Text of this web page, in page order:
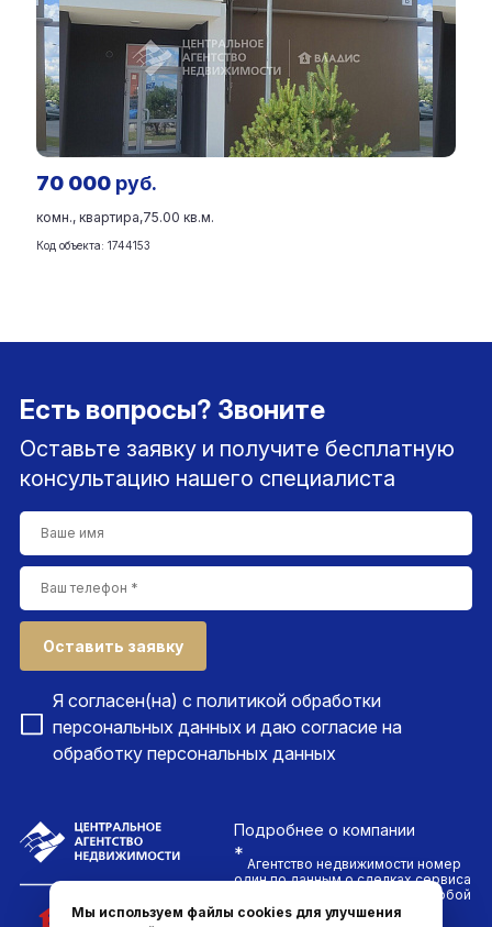
70 000 руб.
комн., квартира,75.00 кв.м.
Код объекта: 1744153
Есть вопросы? Звоните
Оставьте заявку и получите бесплатную
консультацию нашего специалиста
Оставить заявку
Я согласен(на) с политикой обработки
персональных данных и даю согласие на
обработку персональных данных
Подробнее о компании
* Агентство недвижимости номер
один по данным о сделках сервиса
ДомКлик. Проводим сделки любой
сложности и гарантируем
Мы используем файлы cookies для улучшения